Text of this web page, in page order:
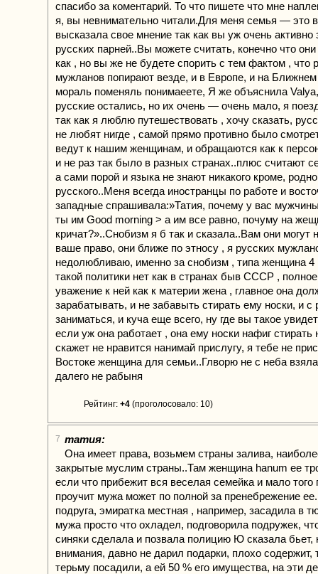
спасибо за коментарий. То что пишете что мне
я, вы невнимательно читали.Для меня семья — это
высказала свое мнение так как вы уж очень
русских парней..Вы можете считать, конечно что
как , но вы же не будете спорить с тем фактом , что
мужланов попирают везде, и в Европе, и на Ближнем
мораль поменяль понимаеете, Я же объяснила
русские остались, но их очень — очень мало, я
так как я люблю путешествовать , хочу сказать,
не любят нигде , самой прямо противно было
ведут к нашим женщинам, и обращаются как к
и не раз так было в разных странах..плюс считают
а сами порой и языка не знают никакого кроме,
русского..Меня всегда иностранцы по работе и
западные спрашивала:»Татия, почему у вас
ты им Good morning > а им все равно, почуму на
кричат?»..Снобизм я б так и сказала..Вам они могут
ваше право, они ближе по этносу , я русских
недолюбливаю, именно за снобизм , типа женщина 4
такой политики нет как в странах быв СССР , полное
уважение к ней как к материи жена , главное она
зарабатывать, и не забавыть стирать ему носки, и с
заниматься, и куча еще всего, ну где вы такое
если уж она работает , она ему носки нафиг стирать
скажет не нравится нанимай прислугу, я тебе не
Востоке женщина для семьи..Глворю не с неба
далего не рабыня
Рейтинг: +4 (проголосовало: 10)
7 татия:
Она имеет права, возьмем страны залива,
закрытые муслим страны..Там женщина hanum ее
если что прибежит вся веселая семейка и мало того
проучит мужа может по полной за пренебрежение
подруга, эмиратка местная , например, засадила в
мужа просто что охладел, подговорила подружек,
синяки сделала и позвала полицию Ю сказала бьет,
внимания, давно не дарил подарки, плохо содержит,
терьму посадили, а ей 50 % его имущества, на эти